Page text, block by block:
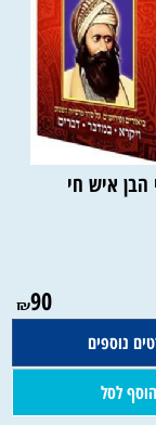
הבן איש חי
₪90
נוספים
הוסף לסל